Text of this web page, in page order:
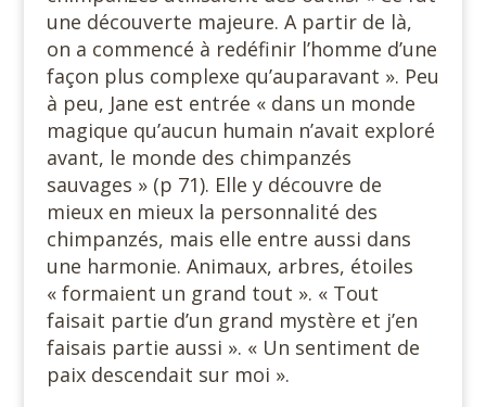
une découverte majeure. A partir de là,
on a commencé à redéfinir l’homme d’une
façon plus complexe qu’auparavant ». Peu
à peu, Jane est entrée « dans un monde
magique qu’aucun humain n’avait exploré
avant, le monde des chimpanzés
sauvages » (p 71). Elle y découvre de
mieux en mieux la personnalité des
chimpanzés, mais elle entre aussi dans
une harmonie. Animaux, arbres, étoiles
« formaient un grand tout ». « Tout
faisait partie d’un grand mystère et j’en
faisais partie aussi ». « Un sentiment de
paix descendait sur moi ».